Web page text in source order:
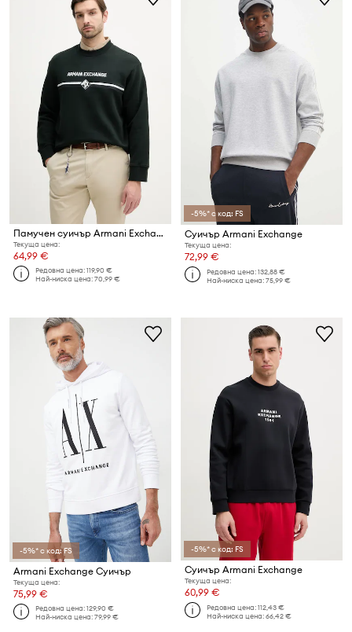
Памучен суичър Armani Exchange
Текуща цена:
64,99 €
Редовна цена:119,90 €
Най-ниска цена:70,99 €
-5%* с код: FS
Суичър Armani Exchange
Текуща цена:
72,99 €
Редовна цена:132,88 €
Най-ниска цена:75,99 €
-5%* с код: FS
Armani Exchange Суичър
Текуща цена:
75,99 €
Редовна цена:129,90 €
Най-ниска цена:79,99 €
-5%* с код: FS
Суичър Armani Exchange
Текуща цена:
60,99 €
Редовна цена:112,43 €
Най-ниска цена:66,42 €